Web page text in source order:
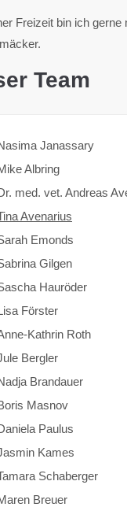
Freizeit bin ich
Team
Janassary
Albring
med. vet. Andreas
Avenarius
Emonds
Gilgen
Hauröder
Förster
Kathrin Roth
Bergler
Brandauer
Masnov
Paulus
Kames
Schaberger
Breuer